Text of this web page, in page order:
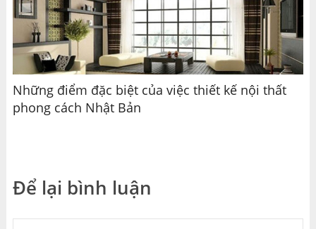
Những điểm đặc biệt của việc thiết kế nội thất
phong cách Nhật Bản
Để lại bình luận